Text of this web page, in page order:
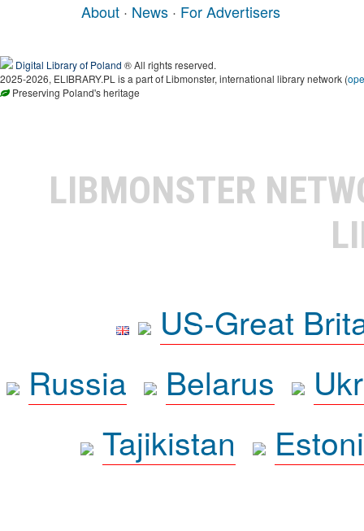
About · News · For Advertisers
Digital Library of Poland ® All rights reserved.
2025-2026, ELIBRARY.PL is a part of Libmonster, international library network (
Preserving Poland's heritage
LIBMONSTER
US-Great
Russia
Belarus
Tajikistan